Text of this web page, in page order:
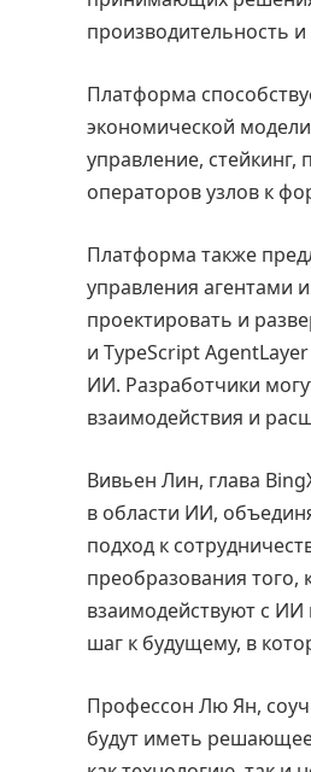
производительность и
Платформа
экономической
управление, стейкинг,
операторов узлов к
Платформа также
управления агентами
проектировать и
и TypeScript
ИИ. Разработчики
взаимодействия и
Вивьен Лин, глава
в области ИИ,
подход к
преобразования того,
взаимодействуют с
шаг к будущему, в
Профессон Лю Ян,
будут иметь